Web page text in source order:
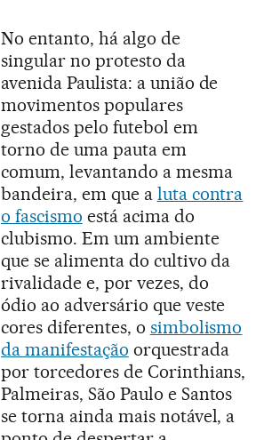
No entanto, há algo de
singular no protesto da
avenida Paulista: a união de
movimentos populares
gestados pelo futebol em
torno de uma pauta em
comum, levantando a mesma
bandeira, em que a luta contra
o fascismo está acima do
clubismo. Em um ambiente
que se alimenta do cultivo da
rivalidade e, por vezes, do
ódio ao adversário que veste
cores diferentes, o simbolismo
da manifestação orquestrada
por torcedores de Corinthians,
Palmeiras, São Paulo e Santos
se torna ainda mais notável, a